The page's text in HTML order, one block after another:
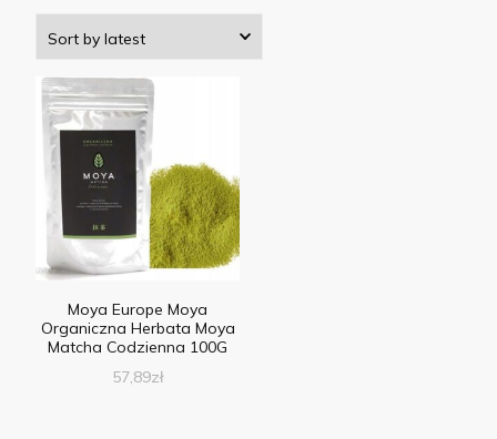
Moya Europe Moya
Organiczna Herbata Moya
Matcha Codzienna 100G
57,89zł